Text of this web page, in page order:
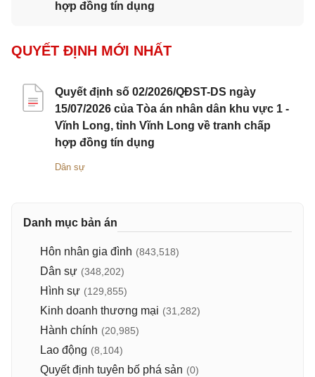
hợp đồng tín dụng
QUYẾT ĐỊNH MỚI NHẤT
Quyết định số 02/2026/QĐST-DS ngày
15/07/2026 của Tòa án nhân dân khu vực 1 -
Vĩnh Long, tỉnh Vĩnh Long về tranh chấp
hợp đồng tín dụng
Dân sự
Danh mục bản án
Hôn nhân gia đình (843,518)
Dân sự (348,202)
Hình sự (129,855)
Kinh doanh thương mại (31,282)
Hành chính (20,985)
Lao động (8,104)
Quyết định tuyên bố phá sản (0)